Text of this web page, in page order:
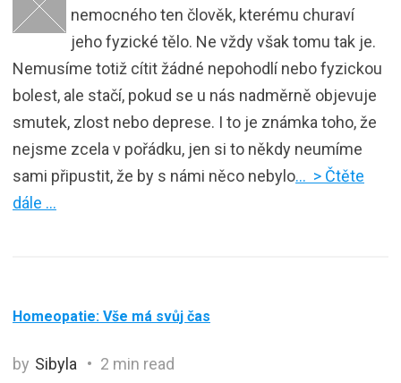
nemocného ten člověk, kterému churaví
jeho fyzické tělo. Ne vždy však tomu tak je.
Nemusíme totiž cítit žádné nepohodlí nebo fyzickou
bolest, ale stačí, pokud se u nás nadměrně objevuje
smutek, zlost nebo deprese. I to je známka toho, že
nejsme zcela v pořádku, jen si to někdy neumíme
sami připustit, že by s námi něco nebylo… > Čtěte
dále …
Homeopatie: Vše má svůj čas
by Sibyla 2 min read